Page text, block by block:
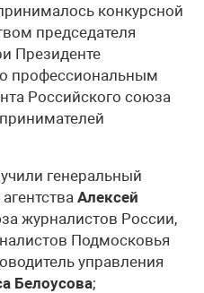
конкурсной
председателя
Президенте
профессиональным
Российского союза
генеральный
Алексей
журналистов России,
Подмосковья
управления
Белоусова;